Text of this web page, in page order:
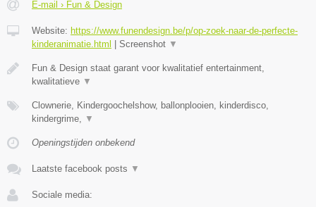
E-mail › Fun & Design
Website: https://www.funendesign.be/p/op-zoek-naar-de-perfecte-
kinderanimatie.html | Screenshot ▼
Fun & Design staat garant voor kwalitatief entertainment,
kwalitatieve ▼
Clownerie, Kindergoochelshow, ballonplooien, kinderdisco,
kindergrime,
▼
Openingstijden onbekend
Laatste facebook posts ▼
Sociale media: